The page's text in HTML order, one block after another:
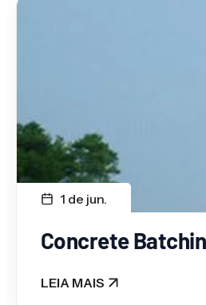
1 de jun.
Concrete
LEIA MAIS
: CONCRETE BATCHING